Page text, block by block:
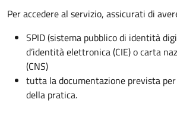
Per accedere al servizio, assicurati di
SPID (sistema pubblico di identità
d’identità elettronica (CIE) o carta
(CNS)
tutta la documentazione prevista
della pratica.